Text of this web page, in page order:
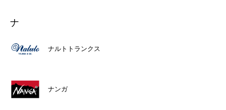
ナ
ナルトトランクス
ナンガ